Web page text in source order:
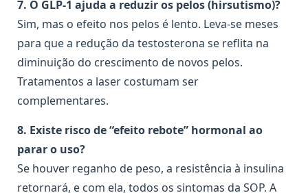
7. O GLP-1 ajuda a reduzir os pelos (hirsutismo)?
Sim, mas o efeito nos pelos é lento. Leva-se meses
para que a redução da testosterona se reflita na
diminuição do crescimento de novos pelos.
Tratamentos a laser costumam ser
complementares.
8. Existe risco de “efeito rebote” hormonal ao
parar o uso?
Se houver reganho de peso, a resistência à insulina
retornará, e com ela, todos os sintomas da SOP. A